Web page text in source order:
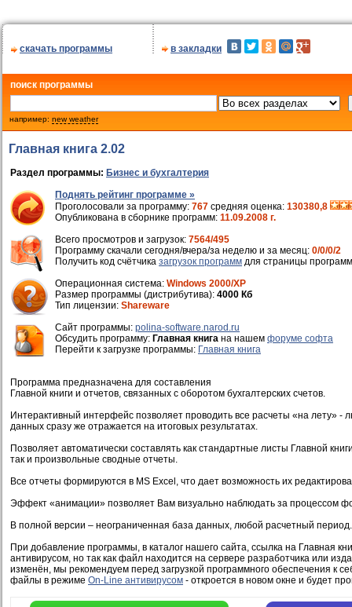
скачать программы в закладки
поиск программы
например: new weather
Главная книга 2.02
Раздел программы: Бизнес и бухгалтерия
Поднять рейтинг программе »
Проголосовали за программу: 767 средняя оценка: 130380,8
Опубликована в сборнике программ: 11.09.2008 г.
Всего просмотров и загрузок: 7564/495
Программу скачали сегодня/вчера/за неделю и за месяц: 0/0/0/2
Получить код счётчика загрузок программ для страницы
Операционная система: Windows 2000/XP
Размер программы (дистрибутива): 4000 Кб
Тип лицензии: Shareware
Cайт программы: polina-software.narod.ru
Обсудить программу: Главная книга на нашем форуме софта
Перейти к загрузке программы: Главная книга
Программа предназначена для составления
Главной книги и отчетов, связанных с оборотом бухгалтерских счетов.
Интерактивный интерфейс позволяет проводить все расчеты «на лету»
данных сразу же отражается на итоговых результатах.
Позволяет автоматически составлять как стандартные листы Главной
так и произвольные сводные отчеты.
Все отчеты формируются в MS Excel, что дает возможность их
Эффект «анимации» позволяет Вам визуально наблюдать за процессом
В полной версии – неограниченная база данных, любой расчетный период.
При добавление программы, в каталог нашего сайта, ссылка на Главная
антивирусом, но так как файл находится на сервере разработчика или
изменён, мы рекомендуем перед загрузкой программного обеспечения к
файлы в режиме On-Line антивирусом - откроется в новом окне и будет